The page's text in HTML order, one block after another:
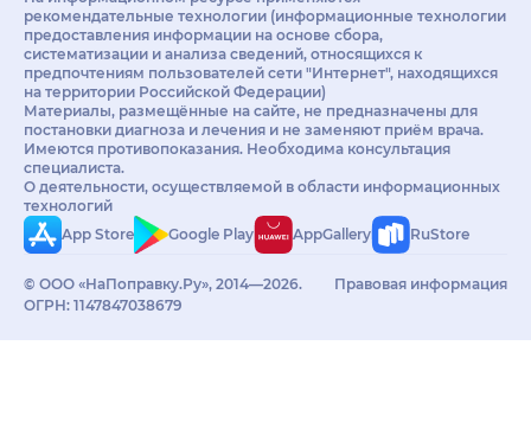
рекомендательные технологии (информационные технологии
предоставления информации на основе сбора,
систематизации и анализа сведений, относящихся к
предпочтениям пользователей сети "Интернет", находящихся
на территории Российской Федерации)
Материалы, размещённые на сайте, не предназначены для
постановки диагноза и лечения и не заменяют приём врача.
Имеются противопоказания. Необходима консультация
специалиста.
О деятельности, осуществляемой в области информационных
технологий
App Store
Google Play AppGallery RuStore
© ООО «НаПоправку.Ру», 2014—2026.
ОГРН: 1147847038679
Правовая информация